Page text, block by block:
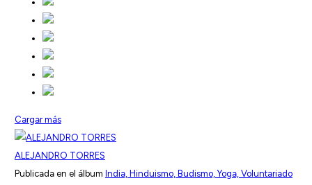
Cargar más
ALEJANDRO TORRES
Publicada en el álbum India, Hinduismo, Budismo, Yoga, Voluntariado